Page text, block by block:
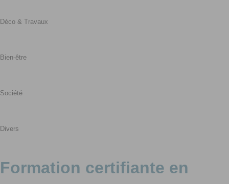
Déco & Travaux
Bien-être
Société
Divers
Formation certifiante en